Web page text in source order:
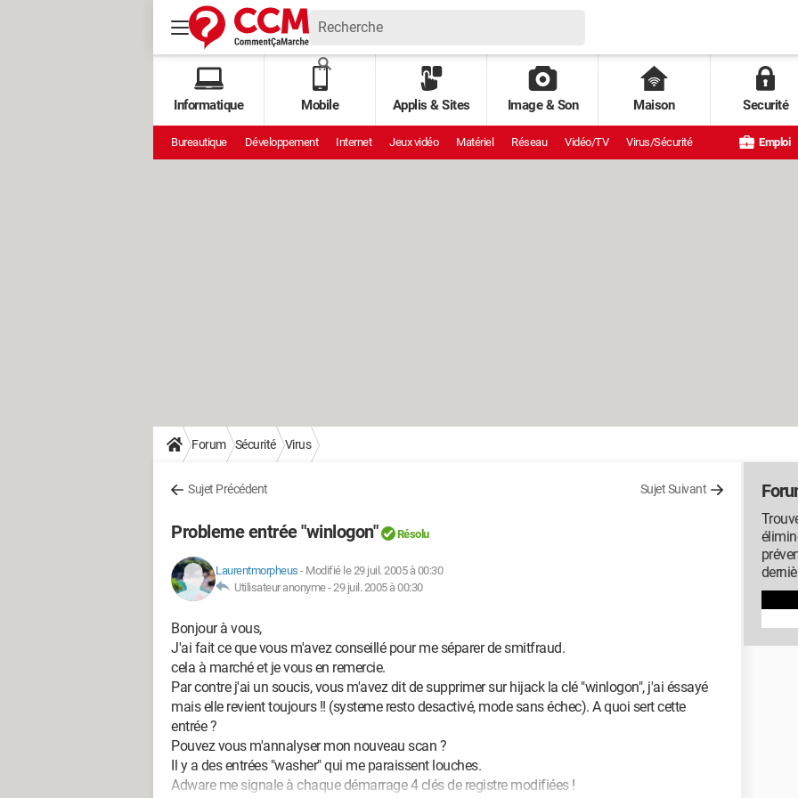
Informatique Mobile Applis & Sites Image & Son Maison Securité
Bureautique Développement Internet Jeux vidéo Matériel Réseau Vidéo/TV Virus/Sécurité Emploi
Forum Sécurité Virus
Sujet Précédent Sujet Suivant
Probleme entrée "winlogon" Résolu
Laurentmorpheus - Modifié le 29 juil. 2005 à 00:30
Utilisateur anonyme -29 juil. 2005 à 00:30
Bonjour à vous,
J'ai fait ce que vous m'avez conseillé pour me séparer de smitfraud.
cela à marché et je vous en remercie.
Par contre j'ai un soucis, vous m'avez dit de supprimer sur hijack la clé "winlogon", j'ai éssayé
mais elle revient toujours !! (systeme resto desactivé, mode sans échec). A quoi sert cette
entrée ?
Pouvez vous m'annalyser mon nouveau scan ?
Il y a des entrées "washer" qui me paraissent louches.
Adware me signale à chaque démarrage 4 clés de registre modifiées !